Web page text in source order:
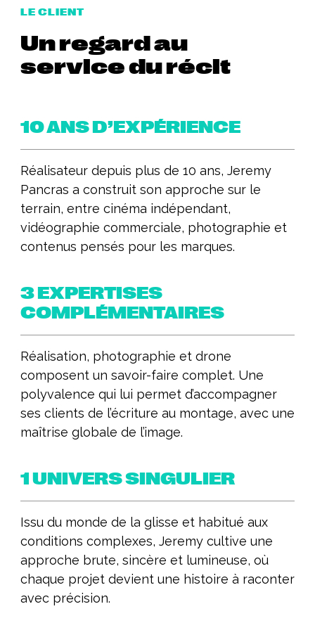
LE CLIENT
Un regard au
service du récit
10 ANS D’EXPÉRIENCE
Réalisateur depuis plus de 10 ans, Jeremy
Pancras a construit son approche sur le
terrain, entre cinéma indépendant,
vidéographie commerciale, photographie et
contenus pensés pour les marques.
3 EXPERTISES
COMPLÉMENTAIRES
Réalisation, photographie et drone
composent un savoir-faire complet. Une
polyvalence qui lui permet d’accompagner
ses clients de l’écriture au montage, avec une
maîtrise globale de l’image.
1 UNIVERS SINGULIER
Issu du monde de la glisse et habitué aux
conditions complexes, Jeremy cultive une
approche brute, sincère et lumineuse, où
chaque projet devient une histoire à raconter
avec précision.